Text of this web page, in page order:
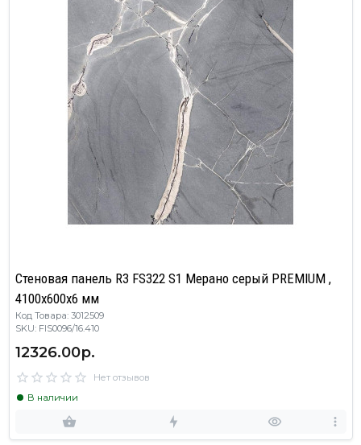
Стеновая панель R3 FS322 S1 Мерано серый PREMIUM ,
4100х600х6 мм
Код Товара: 3012509
SKU: FIS0096/16.410
12326.00р.
Нет отзывов
В наличии